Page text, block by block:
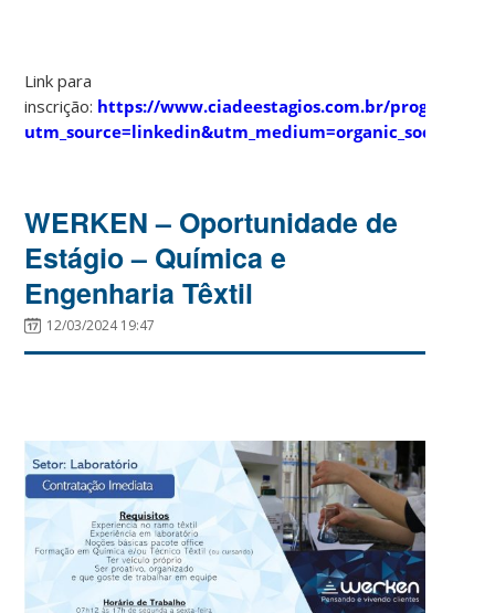
Link para
inscrição: https://www.ciadeestagios.com.br/programas/
WERKEN – Oportunidade de
Estágio – Química e
Engenharia Têxtil
12/03/2024 19:47